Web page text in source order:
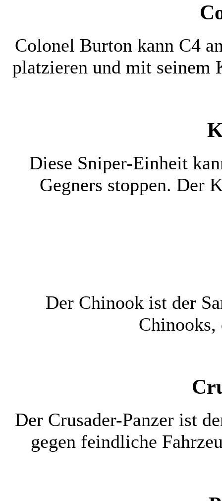
Colonel Burton kann C4
platzieren und mit seinem
Diese Sniper-Einheit
Gegners stoppen. Der
Der Chinook ist der
Der Crusader-Panzer ist
gegen feindliche